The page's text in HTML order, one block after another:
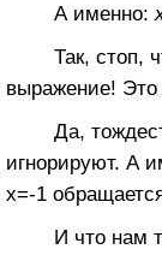
А именно:
Так, стоп,
выражение! Это
Да,
игнорируют. А
х=-1
И что нам